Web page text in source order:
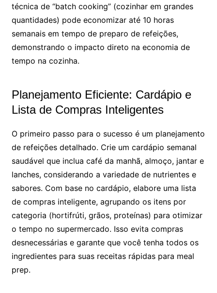
técnica de “batch cooking” (cozinhar em grandes
quantidades) pode economizar até 10 horas
semanais em tempo de preparo de refeições,
demonstrando o impacto direto na economia de
tempo na cozinha.
Planejamento Eficiente: Cardápio e
Lista de Compras Inteligentes
O primeiro passo para o sucesso é um planejamento
de refeições detalhado. Crie um cardápio semanal
saudável que inclua café da manhã, almoço, jantar e
lanches, considerando a variedade de nutrientes e
sabores. Com base no cardápio, elabore uma lista
de compras inteligente, agrupando os itens por
categoria (hortifrúti, grãos, proteínas) para otimizar
o tempo no supermercado. Isso evita compras
desnecessárias e garante que você tenha todos os
ingredientes para suas receitas rápidas para meal
prep.